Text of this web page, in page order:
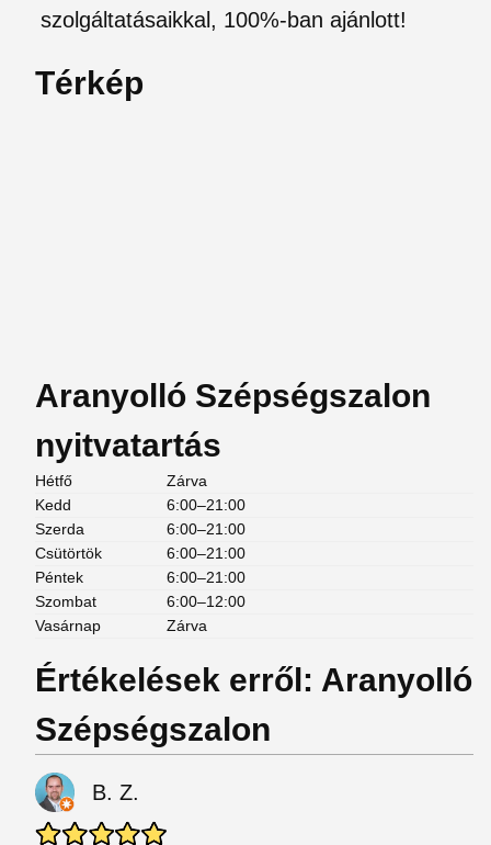
szolgáltatásaikkal, 100%-ban ajánlott!
Térkép
Aranyolló Szépségszalon
nyitvatartás
Hétfő
Zárva
Kedd
6:00–21:00
Szerda
6:00–21:00
Csütörtök
6:00–21:00
Péntek
6:00–21:00
Szombat
6:00–12:00
Vasárnap
Zárva
Értékelések erről: Aranyolló
Szépségszalon
B. Z.